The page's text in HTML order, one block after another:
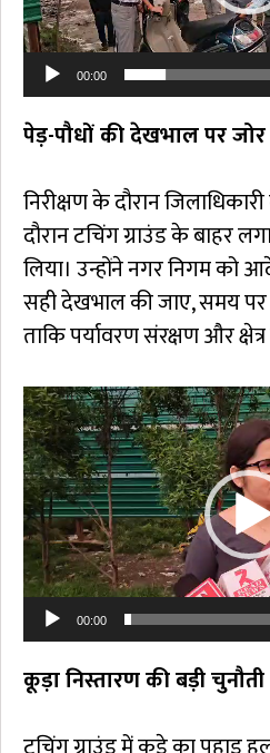
00:00
पेड़-पौधों की देखभाल पर जोर
निरीक्षण के दौरान
दौरान टचिंग ग्राउंड के बाहर
लिया। उन्होंने नगर निगम को
सही देखभाल की जाए, समय पर
ताकि पर्यावरण संरक्षण और
Video
Player
00:00
कूड़ा निस्तारण की बड़ी चुनौती